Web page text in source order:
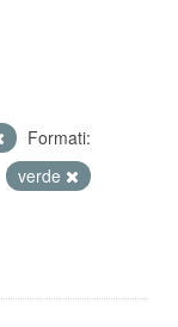
Formati:
verde